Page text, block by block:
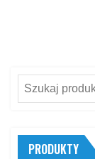
Szukaj:
PRODUKTY